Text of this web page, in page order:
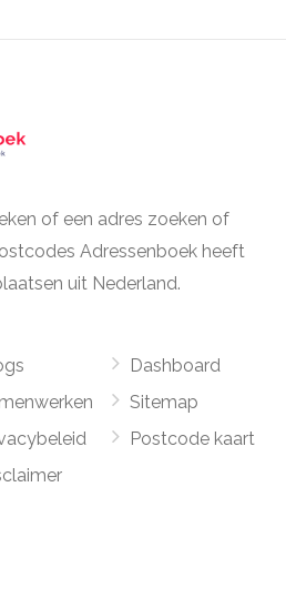
of een adres zoeken of
Adressenboek heeft
uit Nederland.
Dashboard
Sitemap
Postcode kaart